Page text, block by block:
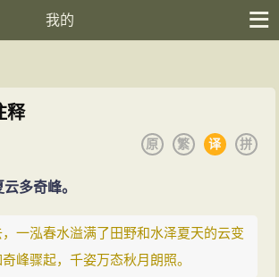
我的
释
拼
译
繁
原
多奇峰。
一泓春水溢满了田野和水泽夏天的云变
峰骤起，千姿万态秋月朗照。